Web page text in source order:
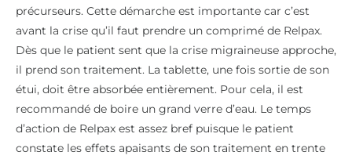
précurseurs. Cette démarche est importante car c’est
avant la crise qu’il faut prendre un comprimé de Relpax.
Dès que le patient sent que la crise migraineuse approche,
il prend son traitement. La tablette, une fois sortie de son
étui, doit être absorbée entièrement. Pour cela, il est
recommandé de boire un grand verre d’eau. Le temps
d’action de Relpax est assez bref puisque le patient
constate les effets apaisants de son traitement en trente